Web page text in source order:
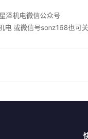
泽机电微信公众号
电 或微信号sonz168也可